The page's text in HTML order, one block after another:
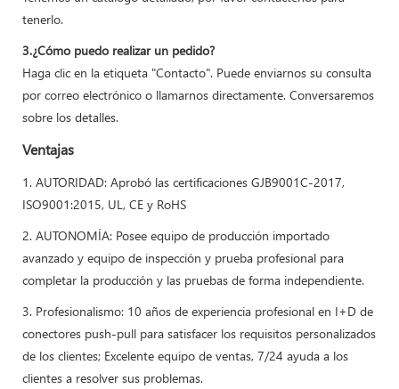
tenerlo.
3.¿Cómo puedo realizar un pedido?
Haga clic en la etiqueta "Contacto". Puede enviarnos su consulta
por correo electrónico o llamarnos directamente. Conversaremos
sobre los detalles.
Ventajas
1. AUTORIDAD: Aprobó las certificaciones GJB9001C-2017,
ISO9001:2015, UL, CE y RoHS
2. AUTONOMÍA: Posee equipo de producción importado
avanzado y equipo de inspección y prueba profesional para
completar la producción y las pruebas de forma independiente.
3. Profesionalismo: 10 años de experiencia profesional en I+D de
conectores push-pull para satisfacer los requisitos personalizados
de los clientes; Excelente equipo de ventas, 7/24 ayuda a los
clientes a resolver sus problemas.